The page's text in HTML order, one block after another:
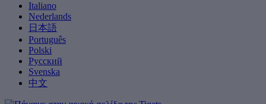
Italiano
Nederlands
日本語
Português
Polski
Русский
Svenska
中文